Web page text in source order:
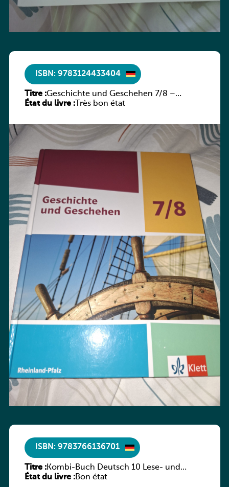
ISBN: 9783124433404
Titre :Geschichte und Geschehen 7/8 –
Rheinland-Pfalz
État du livre :Très bon état
ISBN: 9783766136701
Titre :Kombi-Buch Deutsch 10 Lese- und
Sprachbuch
État du livre :Bon état